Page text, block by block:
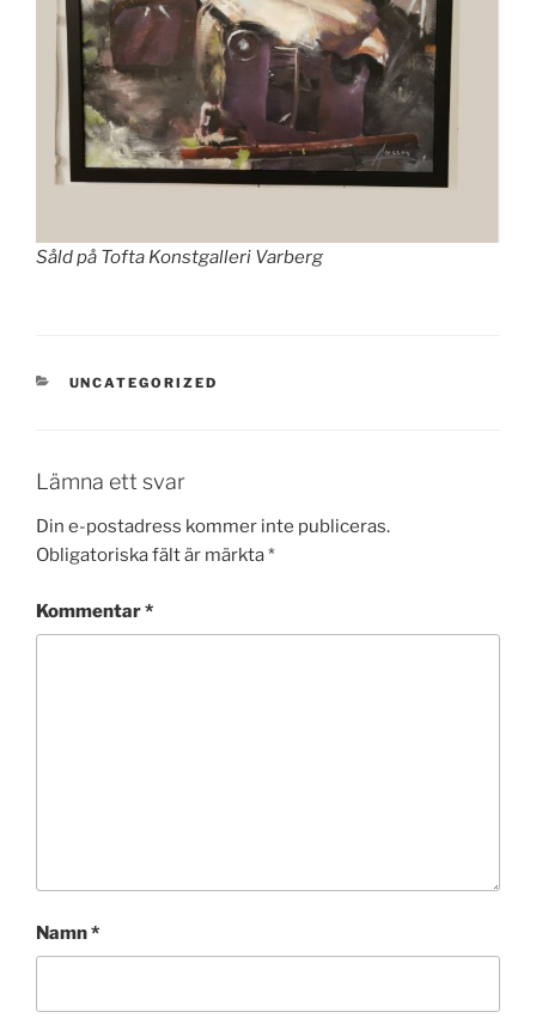
Såld på Tofta Konstgalleri Varberg
KATEGORIER
UNCATEGORIZED
Lämna ett svar
Din e-postadress kommer inte publiceras.
Obligatoriska fält är märkta*
Kommentar*
Namn*